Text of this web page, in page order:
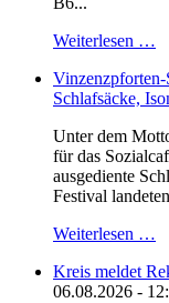
Weiterlesen …
Vinzenzpforten-
Schlafsäcke,
Unter dem
für das
ausgediente
Festival
Weiterlesen …
Kreis meldet
06.08.2026 -